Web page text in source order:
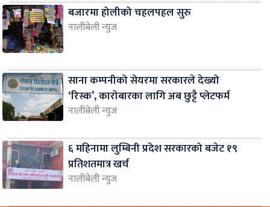
बजारमा होलीको चहलपहल सुरु
नालीबेली न्युज
साना कम्पनीको सेयरमा सरकारले देख्यो
‘रिस्क’, कारोबारका लागि अब छुट्टै प्लेटफर्म
नालीबेली न्युज
६ महिनामा लुम्बिनी प्रदेश सरकारको बजेट १९
प्रतिशतमात्र खर्च
नालीबेली न्युज